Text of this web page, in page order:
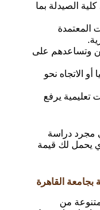
الصيدلة بما
المعتمدة
وتساعدهم على
الاتجاه نحو
يرفع
مجرد دراسة
يحمل لك قيمة
القاهرة
من